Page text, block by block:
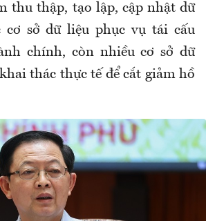
thu thập, tạo lập, cập nhật dữ
cơ sở dữ liệu phục vụ tái cấu
chính, còn nhiều cơ sở dữ
thác thực tế để cắt giảm hồ